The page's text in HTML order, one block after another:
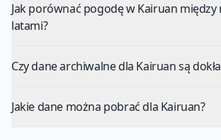
Jak porównać pogodę w Kairuan między
latami?
Czy dane archiwalne dla Kairuan są
Jakie dane można pobrać dla Kairuan?